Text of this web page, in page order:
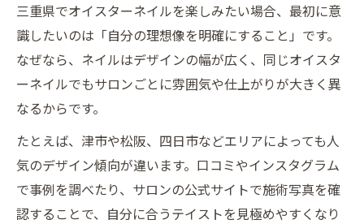
三重県でオイスターネイルを楽しみたい場合、最初に意
識したいのは「自分の理想像を明確にすること」です。
なぜなら、ネイルはデザインの幅が広く、同じオイスタ
ーネイルでもサロンごとに雰囲気や仕上がりが大きく異
なるからです。
たとえば、津市や松阪、四日市などエリアによっても人
気のデザイン傾向が違います。口コミやインスタグラム
で事例を調べたり、サロンの公式サイトで施術写真を確
認することで、自分に合うテイストを見極めやすくなり